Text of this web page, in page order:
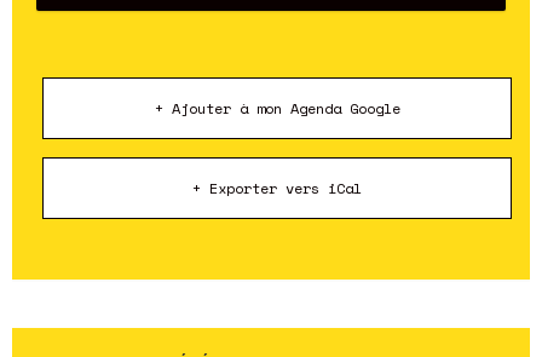
+ Ajouter à mon Agenda Google
+ Exporter vers iCal